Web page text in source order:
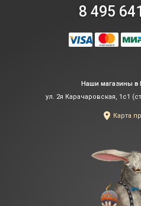
8 495
Наши магазины в
ул. 2я Карачаровская, 1с1
Карта